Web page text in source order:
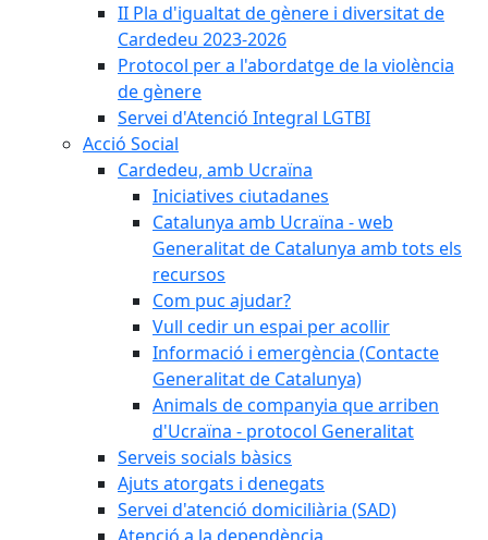
II Pla d'igualtat de gènere i diversitat de
Cardedeu 2023-2026
Protocol per a l'abordatge de la violència
de gènere
Servei d'Atenció Integral LGTBI
Acció Social
Cardedeu, amb Ucraïna
Iniciatives ciutadanes
Catalunya amb Ucraïna - web
Generalitat de Catalunya amb tots els
recursos
Com puc ajudar?
Vull cedir un espai per acollir
Informació i emergència (Contacte
Generalitat de Catalunya)
Animals de companyia que arriben
d'Ucraïna - protocol Generalitat
Serveis socials bàsics
Ajuts atorgats i denegats
Servei d'atenció domiciliària (SAD)